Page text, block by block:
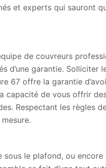
et experts qui sauront
de couvreurs
d’une garantie. Solliciter
67 offre la garantie
capacité de vous offrir
Respectant les règles
le plafond, ou encore